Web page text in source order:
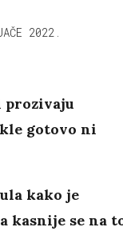
2022.
gotovo ni
kako je
kasnije se na